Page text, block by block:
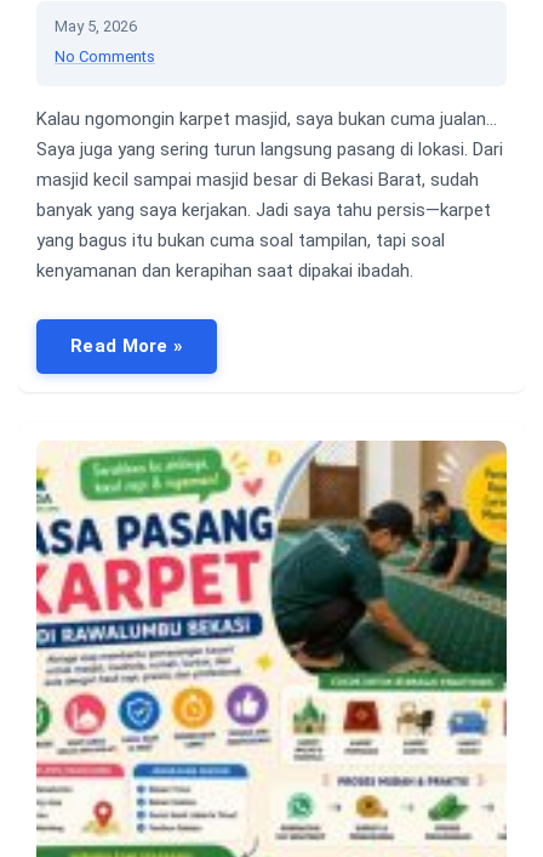
May 5, 2026
No Comments
Kalau ngomongin karpet masjid, saya bukan cuma jualan…
Saya juga yang sering turun langsung pasang di lokasi. Dari
masjid kecil sampai masjid besar di Bekasi Barat, sudah
banyak yang saya kerjakan. Jadi saya tahu persis—karpet
yang bagus itu bukan cuma soal tampilan, tapi soal
kenyamanan dan kerapihan saat dipakai ibadah.
Read More »